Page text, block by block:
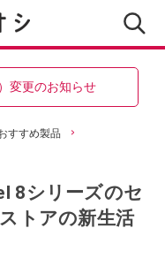
変更のお知らせ
すすめ製品
8シリーズのセ
トアの新生活